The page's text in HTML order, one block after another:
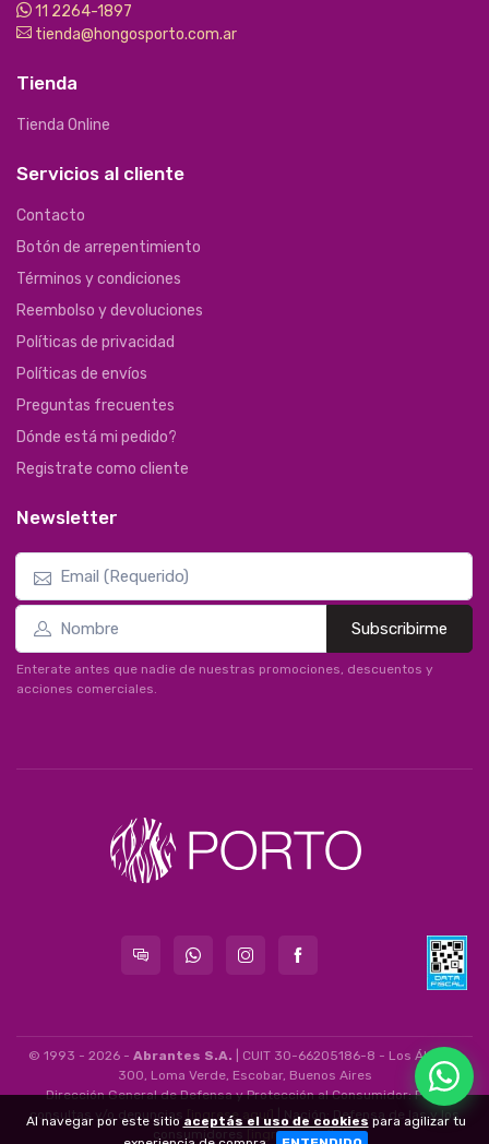
11 2264-1897
tienda@hongosporto.com.ar
Tienda
Tienda Online
Servicios al cliente
Contacto
Botón de arrepentimiento
Términos y condiciones
Reembolso y devoluciones
Políticas de privacidad
Políticas de envíos
Preguntas frecuentes
Dónde está mi pedido?
Registrate como cliente
Newsletter
Subscribirme
Enterate antes que nadie de nuestras promociones, descuentos y
acciones comerciales.
© 1993 - 2026 - Abrantes S.A. | CUIT 30-66205186-8 - Los Álamos
300, Loma Verde, Escobar, Buenos Aires
Dirección General de Defensa y Protección al Consumidor: Para
consultas y/o denuncias
[ingrese aquí]
| Nación: Defensa de las y los
consumidores
[ingrese aquí].
Al navegar por este sitio aceptás el uso de cookiespara agilizar tu